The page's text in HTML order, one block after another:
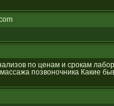
по ценам и срокам
позвоночника Какие